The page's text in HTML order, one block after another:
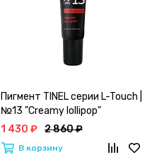
Пигмент TINEL серии L-Touch |
№13 "Creamy lollipop"
1 430 ₽ 2 860 ₽
В корзину